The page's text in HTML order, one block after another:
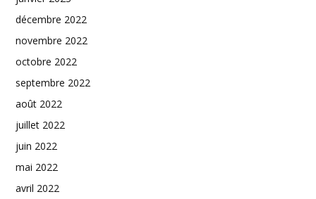
décembre 2022
novembre 2022
octobre 2022
septembre 2022
août 2022
juillet 2022
juin 2022
mai 2022
avril 2022